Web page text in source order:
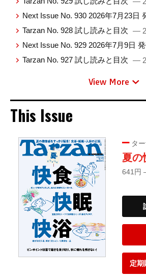
Next Issue No. 930 2026年7月23日
Tarzan No. 928 試し読みと目次 —
Next Issue No. 929 2026年7月9日
Tarzan No. 927 試し読みと目次 —
View More
This Issue
ター
夏の
641円
定期